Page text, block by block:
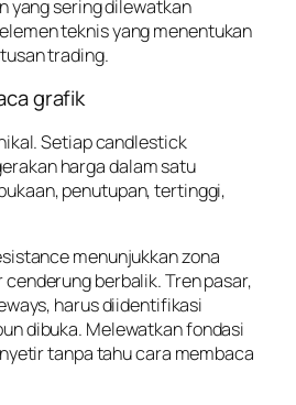
yang sering dilewatkan
teknis yang menentukan
trading.
grafik
Setiap candlestick
harga dalam satu
penutupan, tertinggi,
menunjukkan zona
cenderung berbalik. Tren pasar,
harus diidentifikasi
dibuka. Melewatkan fondasi
tanpa tahu cara membaca